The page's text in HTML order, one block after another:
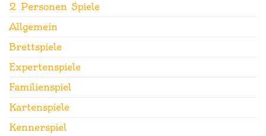
2 Personen Spiele
Allgemein
Brettspiele
Expertenspiele
Familienspiel
Kartenspiele
Kennerspiel